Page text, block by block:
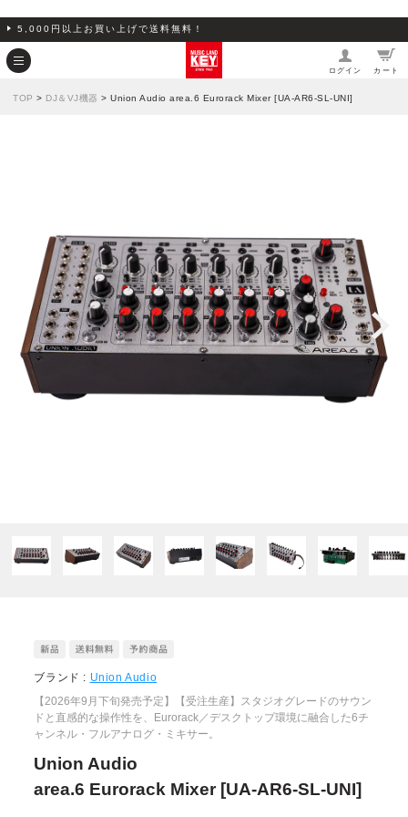
5,000円以上お買い上げで送料無料！
ログイン カート
TOP > DJ＆VJ機器 > Union Audio area.6 Eurorack Mixer [UA-AR6-SL-UNI]
ブランド : Union Audio
【2026年9月下旬発売予定】【受注生産】スタジオグレードのサウン
ドと直感的な操作性を、Eurorack／デスクトップ環境に融合した6チ
ャンネル・フルアナログ・ミキサー。
Union Audio
area.6 Eurorack Mixer [UA-AR6-SL-UNI]